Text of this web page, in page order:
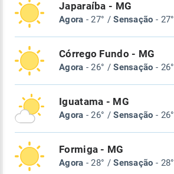
Japaraíba - MG
Agora - 27° /Sensação - 27°
Córrego Fundo - MG
Agora - 26° /Sensação - 26°
Iguatama - MG
Agora - 26° /Sensação - 26°
Formiga - MG
Agora - 28° /Sensação - 28°